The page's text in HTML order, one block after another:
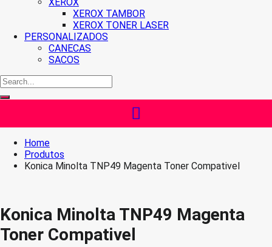
XEROX TAMBOR
XEROX TONER LASER
PERSONALIZADOS
CANECAS
SACOS
Home
Produtos
Konica Minolta TNP49 Magenta Toner Compativel
Konica Minolta TNP49 Magenta
Toner Compativel